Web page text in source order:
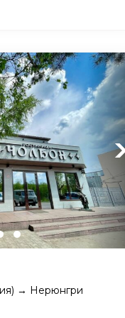
→ Нерюнгри